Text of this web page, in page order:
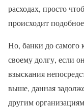
расходах, просто
происходит
Но, банки до самого
своему долгу, если
взыскания
выше, данная
другим